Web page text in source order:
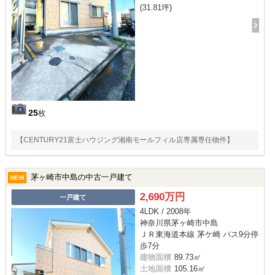
25枚
(31.81坪)
【CENTURY21富士ハウジング湘南モールフィル店専属専任物件】
NEW 茅ヶ崎市中島の中古一戸建て
一戸建て 2,690万円
4LDK / 2008年
神奈川県茅ヶ崎市中島
ＪＲ東海道本線 茅ケ崎 バス9分停
歩7分
建物面積 89.73㎡
土地面積 105.16㎡